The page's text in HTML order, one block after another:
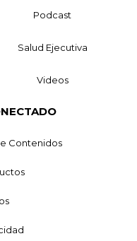
Podcast
Salud Ejecutiva
Videos
Contenidos